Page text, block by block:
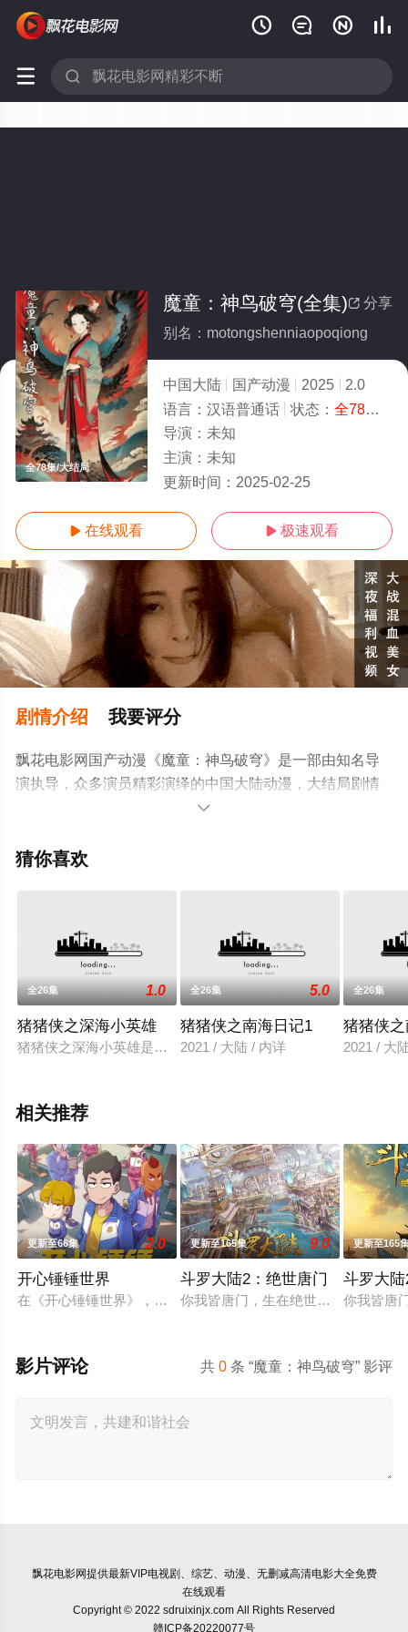
   
 
全78集/大结局
 分享
魔童：神鸟破穹(全集)
别名：motongshenniaopoqiong
中国大陆 国产动漫 2025
2.0
语言： 汉语普通话 状态： 全78集
导演： 未知
主演： 未知
更新时间： 2025-02-25
 在线观看  极速观看
剧情介绍 我要评分
飘花电影网国产动漫《魔童：神鸟破穹》是一部由知名导
演执导，众多演员精彩演绎的中国大陆动漫，大结局剧情
已揭晓（全78集），免费观看高清未删减完整版动漫全集
或剧情网等平台了解。

猜你喜欢
全26集 1.0
猪猪侠之深海小英雄
猪猪侠之深海小英雄是广东咏声动漫股份有限公司出品的全新
全26集 5.0
猪猪侠之南海日记1
2021 / 大陆 / 内详
全26集
猪猪侠
2021 / 大
相关推荐
更新至66集 2.0
开心锤锤世界
在《开心锤锤世界》，生活着乐观善良的少年锤锤和他性格各
更新至165集 9.0
斗罗大陆2：绝世唐门
你我皆唐门，生在绝世中——腾讯视
更新至165
斗罗大
你我皆唐
共0 条 “魔童：神鸟破穹” 影评
影片评论
飘花电影网提供最新VIP电视剧、综艺、动漫、无删减高清电影大全免费
在线观看
Copyright © 2022 sdruixinjx.com All Rights Reserved
赣ICP备20220077号